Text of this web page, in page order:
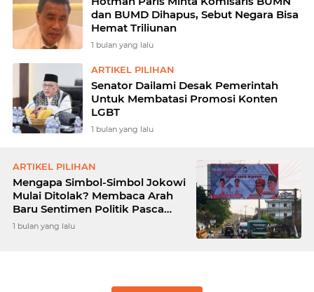
dan BUMD Dihapus, Sebut Negara Bisa
Hemat Triliunan
1 bulan yang lalu
ARTIKEL PILIHAN
Senator Dailami Desak Pemerintah
Untuk Membatasi Promosi Konten
LGBT
1 bulan yang lalu
ARTIKEL PILIHAN
Mengapa Simbol-Simbol Jokowi
Mulai Ditolak? Membaca Arah
Baru Sentimen Politik Pasca
Kekuasaan
1 bulan yang lalu